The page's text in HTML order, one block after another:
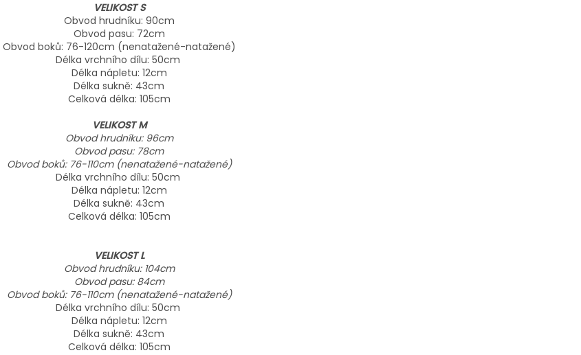
VELIKOST S
Obvod hrudníku: 90cm
Obvod pasu: 72cm
Obvod boků: 76-120cm (nenatažené-natažené)
Délka vrchního dílu: 50cm
Délka nápletu: 12cm
Délka sukně: 43cm
Celková délka: 105cm
VELIKOST M
Obvod hrudníku: 96cm
Obvod pasu: 78cm
Obvod boků: 76-110cm (nenatažené-natažené)
Délka vrchního dílu: 50cm
Délka nápletu: 12cm
Délka sukně: 43cm
Celková délka: 105cm
VELIKOST L
Obvod hrudníku: 104cm
Obvod pasu: 84cm
Obvod boků: 76-110cm (nenatažené-natažené)
Délka vrchního dílu: 50cm
Délka nápletu: 12cm
Délka sukně: 43cm
Celková délka: 105cm